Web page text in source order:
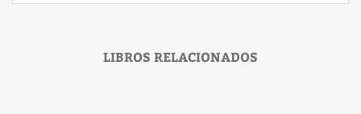
LIBROS RELACIONADOS